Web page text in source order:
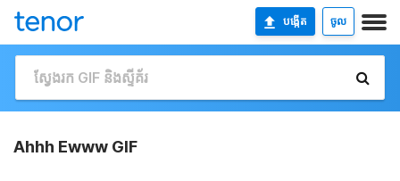
បង្កើត ចូល
Ahhh Ewww GIF